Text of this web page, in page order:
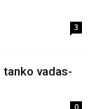
3
vadas-
0